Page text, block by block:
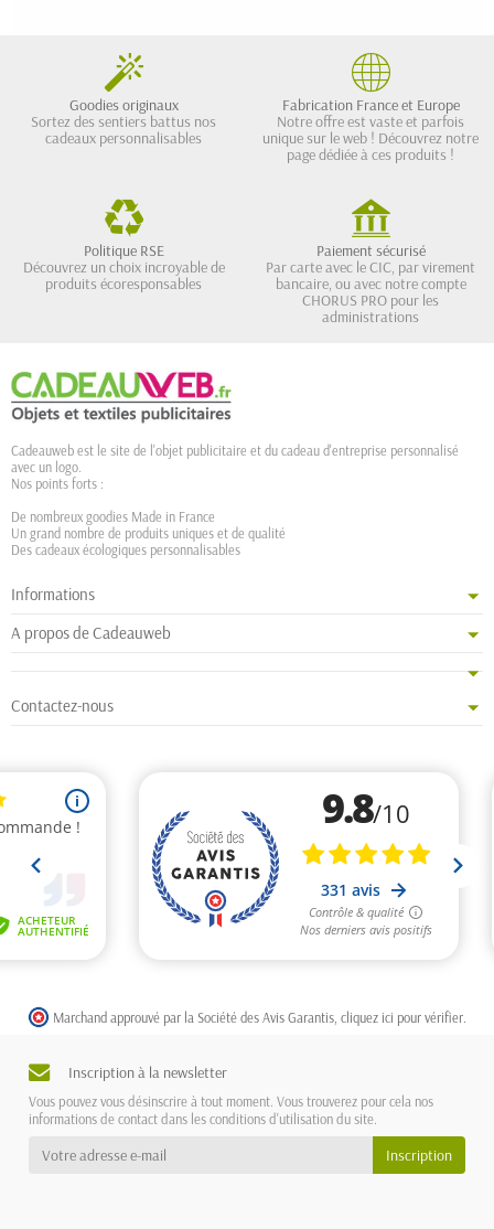
Goodies originaux
Sortez des sentiers battus nos
cadeaux personnalisables
Fabrication France et Europe
Notre offre est vaste et parfois
unique sur le web ! Découvrez notre
page dédiée à ces produits !
Politique RSE
Découvrez un choix incroyable de
produits écoresponsables
Paiement sécurisé
Par carte avec le CIC, par virement
bancaire, ou avec notre compte
CHORUS PRO pour les
administrations
Cadeauweb est le site de l'objet publicitaire et du cadeau d'entreprise personnalisé
avec un logo.
Nos points forts :
De nombreux goodies Made in France
Un grand nombre de produits uniques et de qualité
Des cadeaux écologiques personnalisables
Informations
A propos de Cadeauweb
Contactez-nous
Marchand approuvé par la Société des Avis Garantis, cliquez ici pour vérifier
Inscription à la newsletter
Vous pouvez vous désinscrire à tout moment. Vous trouverez pour cela nos
informations de contact dans les conditions d'utilisation du site.